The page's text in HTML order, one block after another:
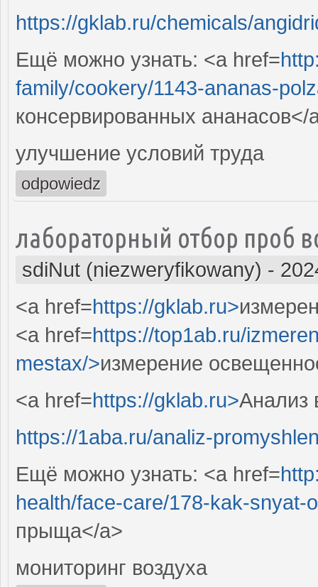
https://gklab.ru/chemicals/
Ещё можно узнать: <a href=
family/cookery/1143-ananas-
консервированных ананасов</
улучшение условий труда
odpowiedz
лабораторный отбор проб
sdiNut (niezweryfikowany) -
<a href=https://gklab.ru>
<a href=https://top1ab.ru/
mestax/>измерение
<a href=https://gklab.ru>Анализ
https://1aba.ru/analiz-
Ещё можно узнать: <a href=
health/face-care/178-kak-snyat-
прыща</a>
мониторинг воздуха